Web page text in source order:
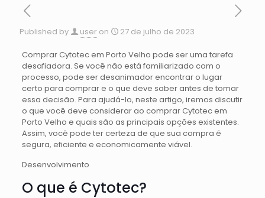
Published by user on 27 de julho de 2023
Comprar Cytotec em Porto Velho pode ser uma tarefa
desafiadora. Se você não está familiarizado com o
processo, pode ser desanimador encontrar o lugar
certo para comprar e o que deve saber antes de tomar
essa decisão. Para ajudá-lo, neste artigo, iremos discutir
o que você deve considerar ao comprar Cytotec em
Porto Velho e quais são as principais opções existentes.
Assim, você pode ter certeza de que sua compra é
segura, eficiente e economicamente viável.
Desenvolvimento
O que é Cytotec?